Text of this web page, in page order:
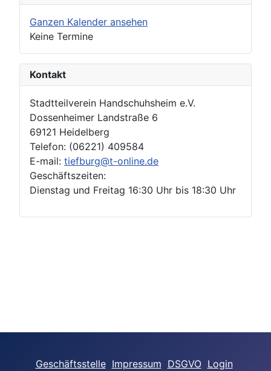
Ganzen Kalender ansehen
Keine Termine
Kontakt
Stadtteilverein Handschuhsheim e.V.
Dossenheimer Landstraße 6
69121 Heidelberg
Telefon: (06221) 409584
E-mail: tiefburg@t-online.de
Geschäftszeiten:
Dienstag und Freitag 16:30 Uhr bis 18:30 Uhr
Geschäftsstelle Impressum DSGVO Login